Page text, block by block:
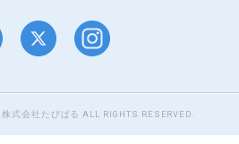
式会社たびぱる ALL RIGHTS RESERVED.